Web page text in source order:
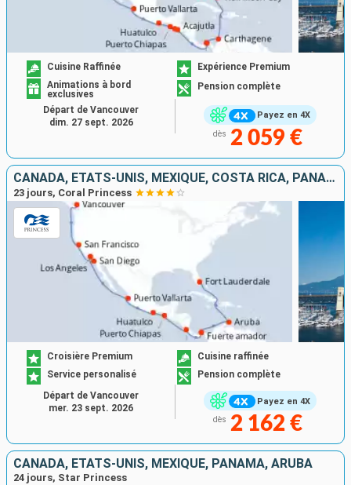
Payez en 4X
Cuisine Raffinée
Expérience Premium
Animations à bord
exclusives
Pension complète
dès 2 059 €
Départ de Vancouver
dim. 27 sept. 2026
CANADA, ÉTATS-UNIS, MEXIQUE, COSTA RICA, PANAMA, ARUBA
23 jours, Coral Princess
Payez en 4X
Croisière Premium
Cuisine raffinée
Service personalisé
Pension complète
dès 2 162 €
Départ de Vancouver
mer. 23 sept. 2026
CANADA, ÉTATS-UNIS, MEXIQUE, PANAMA, ARUBA
24 jours, Star Princess